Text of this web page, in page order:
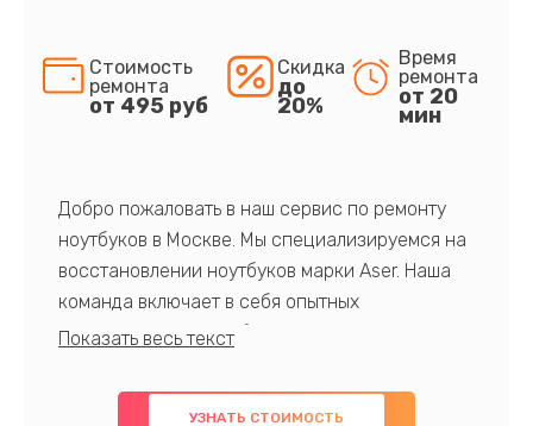
Стоимость
ремонта
от 495 руб
Скидка
до
20%
Время
ремонта
от 20
мин
Добро пожаловать в наш сервис по ремонту
ноутбуков в Москве. Мы специализируемся на
восстановлении ноутбуков марки Aser. Наша
команда включает в себя опытных
профессионалов с обширными знаниями и
предлагаем быстрый и качественный ремонт с
УЗНАТЬ СТОИМОСТЬ